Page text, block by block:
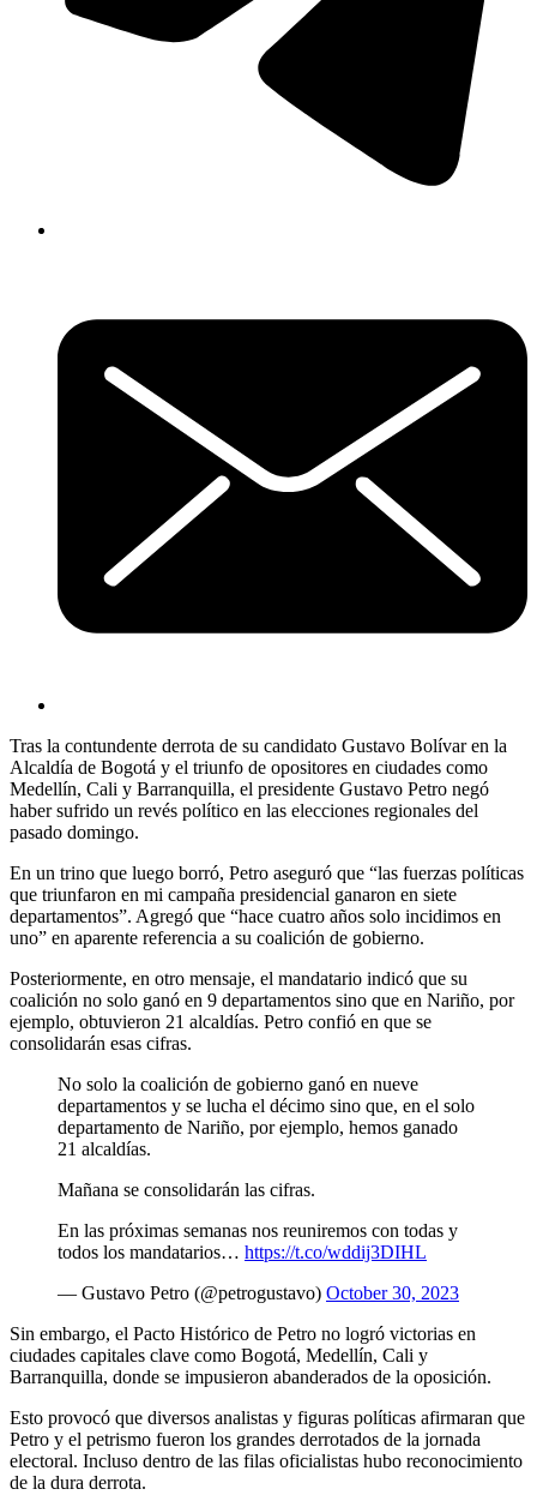
Tras la contundente derrota de su candidato Gustavo Bolívar en la
Alcaldía de Bogotá y el triunfo de opositores en ciudades como
Medellín, Cali y Barranquilla, el presidente Gustavo Petro negó
haber sufrido un revés político en las elecciones regionales del
pasado domingo.
En un trino que luego borró, Petro aseguró que “las fuerzas políticas
que triunfaron en mi campaña presidencial ganaron en siete
departamentos”. Agregó que “hace cuatro años solo incidimos en
uno” en aparente referencia a su coalición de gobierno.
Posteriormente, en otro mensaje, el mandatario indicó que su
coalición no solo ganó en 9 departamentos sino que en Nariño, por
ejemplo, obtuvieron 21 alcaldías. Petro confió en que se
consolidarán esas cifras.
No solo la coalición de gobierno ganó en nueve
departamentos y se lucha el décimo sino que, en el solo
departamento de Nariño, por ejemplo, hemos ganado
21 alcaldías.
Mañana se consolidarán las cifras.
En las próximas semanas nos reuniremos con todas y
todos los mandatarios… https://t.co/wddij3DIHL
— Gustavo Petro (@petrogustavo) October 30, 2023
Sin embargo, el Pacto Histórico de Petro no logró victorias en
ciudades capitales clave como Bogotá, Medellín, Cali y
Barranquilla, donde se impusieron abanderados de la oposición.
Esto provocó que diversos analistas y figuras políticas afirmaran que
Petro y el petrismo fueron los grandes derrotados de la jornada
electoral. Incluso dentro de las filas oficialistas hubo reconocimiento
de la dura derrota.